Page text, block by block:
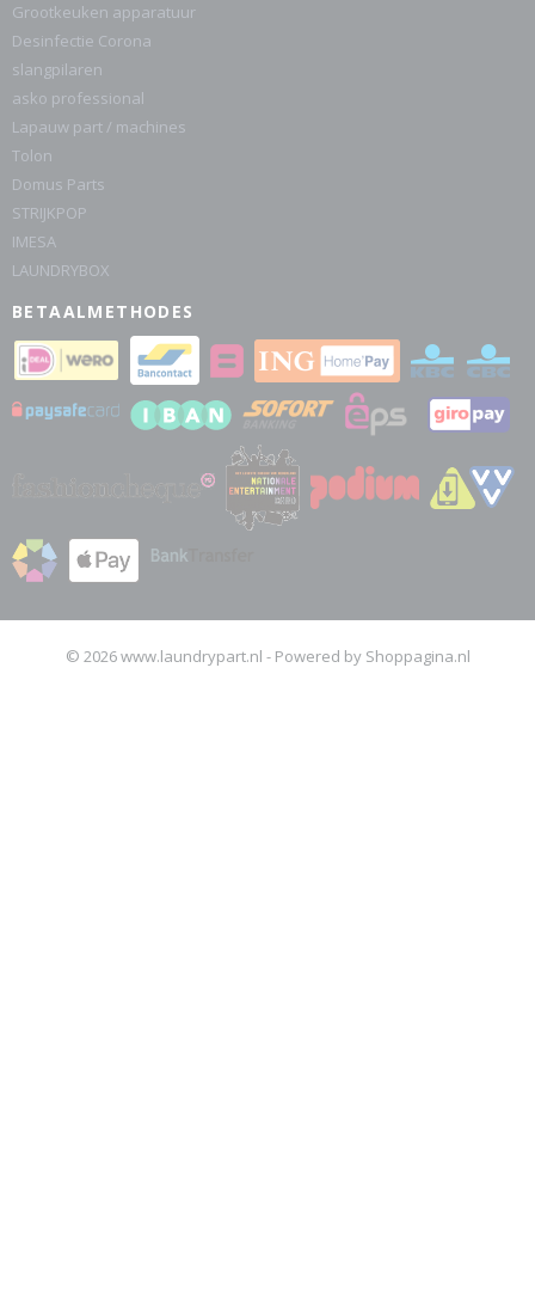
Grootkeuken apparatuur
Desinfectie Corona
slangpilaren
asko professional
Lapauw part / machines
Tolon
Domus Parts
STRIJKPOP
IMESA
LAUNDRYBOX
BETAALMETHODES
© 2026 www.laundrypart.nl - Powered by Shoppagina.nl